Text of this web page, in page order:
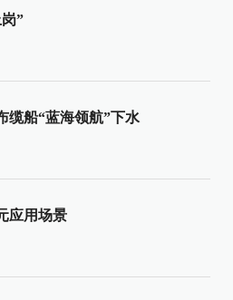
”
缆船“蓝海领航”下水
应用场景